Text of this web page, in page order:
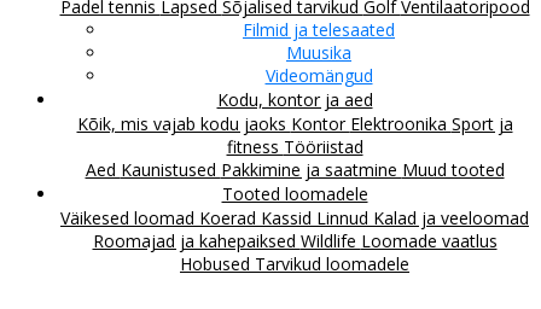
Padel tennis Lapsed Sõjalised tarvikud GolfVentilaatoripood
Filmid ja telesaated
Muusika
Videomängud
Kodu, kontor ja aed
Kõik, mis vajab kodu jaoks Kontor Elektroonika Sport ja
fitness Tööriistad
Aed Kaunistused Pakkimine ja saatmine Muud tooted
Tooted loomadele
Väikesed loomad Koerad Kassid Linnud Kalad ja veeloomad
Roomajad ja kahepaiksed Wildlife Loomade vaatlus
Hobused Tarvikud loomadele